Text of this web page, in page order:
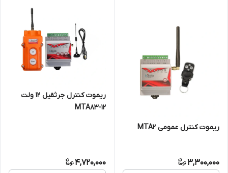
ریموت کنترل عمومی MTA2
3,300,000
ریموت کنترل جرثقیل 12 ولت
MTA83-12
4,720,000